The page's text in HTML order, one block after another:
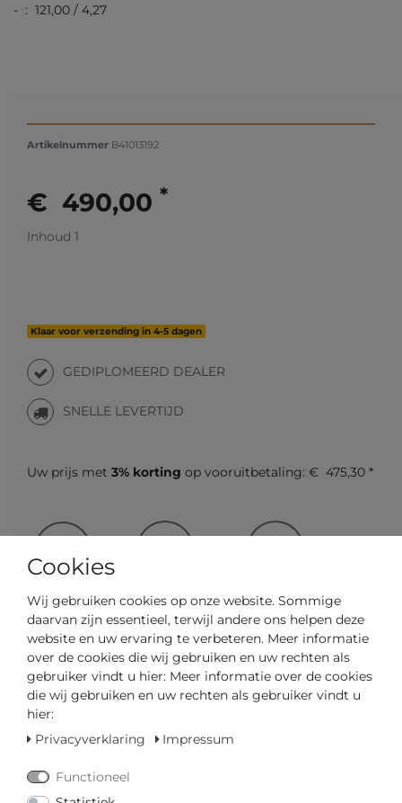
- : 121,00 / 4,27
Artikelnummer B41013192
€ 490,00 *
Inhoud 1
Klaar voor verzending in 4-5 dagen
GEDIPLOMEERD DEALER
SNELLE LEVERTIJD
Uw prijs met 3% korting op vooruitbetaling: € 475,30 *
IN DE WINKELWAGEN
of
Cookies
Wij gebruiken cookies op onze website. Sommige
daarvan zijn essentieel, terwijl andere ons helpen deze
website en uw ervaring te verbeteren. Meer informatie
over de cookies die wij gebruiken en uw rechten als
gebruiker vindt u hier: Meer informatie over de cookies
die wij gebruiken en uw rechten als gebruiker vindt u
hier:
Privacyverklaring
Impressum
Functioneel